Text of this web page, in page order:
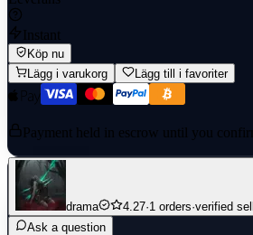
Instant
Köp nu
Lägg i varukorg
Lägg till i favoriter
Payment held in escrow until you
drama 4.27·1 orders·verified
Ask a question